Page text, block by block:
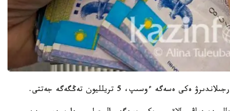
ەسەگە ءوسىپ، 5 تريلليون تەڭگەگە جەتتى.